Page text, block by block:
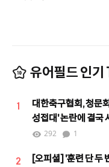
유어필드 인기
1
대한축구협회, 청문
성접대' 논란에 결국
철저한 쇄신하겠다"
292 1
2
[오피셜] '훈련 단